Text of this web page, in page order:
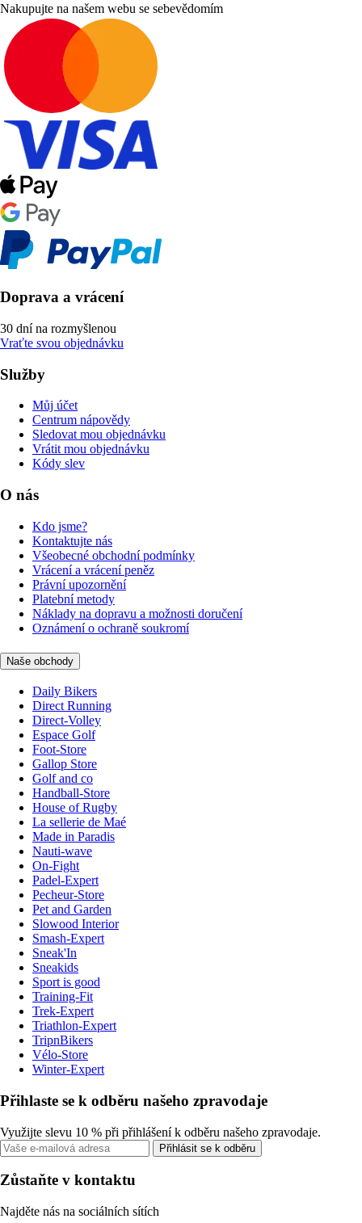
Nakupujte na našem webu se sebevědomím
Doprava a vrácení
30 dní na rozmyšlenou
Vraťte svou objednávku
Služby
Můj účet
Centrum nápovědy
Sledovat mou objednávku
Vrátit mou objednávku
Kódy slev
O nás
Kdo jsme?
Kontaktujte nás
Všeobecné obchodní podmínky
Vrácení a vrácení peněz
Právní upozornění
Platební metody
Náklady na dopravu a možnosti doručení
Oznámení o ochraně soukromí
Naše obchody
Daily Bikers
Direct Running
Direct-Volley
Espace Golf
Foot-Store
Gallop Store
Golf and co
Handball-Store
House of Rugby
La sellerie de Maé
Made in Paradis
Nauti-wave
On-Fight
Padel-Expert
Pecheur-Store
Pet and Garden
Slowood Interior
Smash-Expert
Sneak'In
Sneakids
Sport is good
Training-Fit
Trek-Expert
Triathlon-Expert
TripnBikers
Vélo-Store
Winter-Expert
Přihlaste se k odběru našeho zpravodaje
Využijte slevu 10 % při přihlášení k odběru našeho zpravodaje.
Přihlásit se k odběru
Zůstaňte v kontaktu
Najděte nás na sociálních sítích